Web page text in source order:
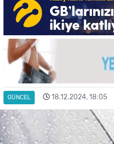
GÜNCEL 18.12.2024, 18:05